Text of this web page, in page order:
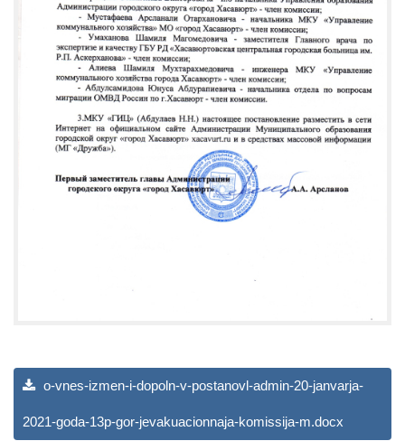
o-vnes-izmen-i-dopoln-v-postanovl-admin-20-janvarja-
2021-goda-13p-gor-jevakuacionnaja-komissija-m.docx